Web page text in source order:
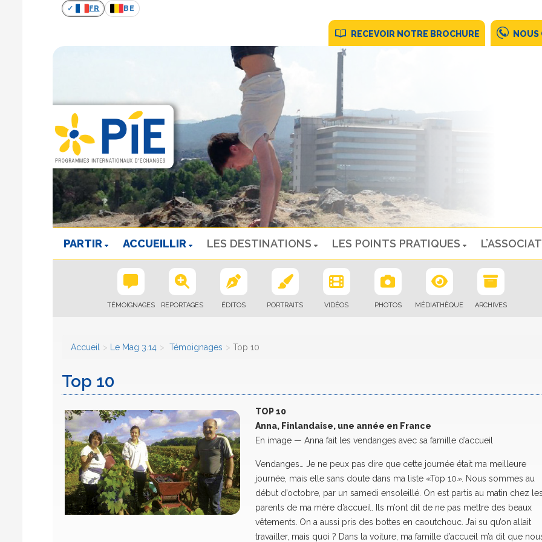
FR BE
RECEVOIR NOTRE BROCHURE NOUS
PARTIR ACCUEILLIR LES DESTINATIONS LES POINTS PRATIQUES
TÉMOIGNAGES REPORTAGES ÉDITOS PORTRAITS VIDÉOS PHOTOS MÉDIATHÈQUE ARCHIVES
Accueil Le Mag 3.14 Témoignages Top 10
Top 10
TOP 10
Anna, Finlandaise, une année en France
En image — Anna fait les vendanges avec sa famille d’accueil
Vendanges… Je ne peux pas dire que cette journée était ma meilleure
journée, mais elle sans doute dans ma liste «Top 10». Nous sommes au
début d’octobre, par un samedi ensoleillé. On est partis au matin chez
parents de ma mère d’accueil. Ils m’ont dit de ne pas mettre des beaux
vêtements. On a aussi pris des bottes en caoutchouc. J’ai su qu’on allait
travailler, mais quoi ? Dans la voiture, ma famille d’accueil m’a dit que